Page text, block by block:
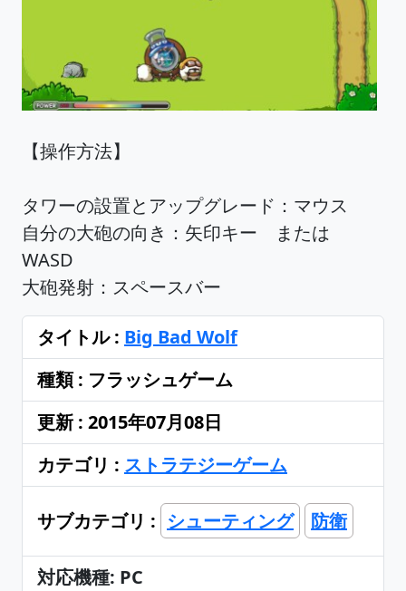
【操作方法】
タワーの設置とアップグレード：マウス
自分の大砲の向き：矢印キー または
WASD
大砲発射：スペースバー
タイトル : Big Bad Wolf
種類 : フラッシュゲーム
更新 : 2015年07月08日
カテゴリ : ストラテジーゲーム
サブカテゴリ : シューティング 防衛
対応機種: PC